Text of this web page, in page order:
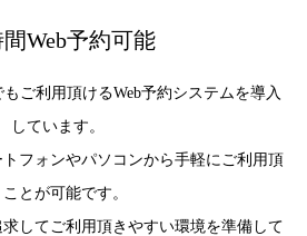
間Web予約可能
ご利用頂けるWeb予約システムを導入
しています。
フォンやパソコンから手軽にご利用頂
ことが可能です。
してご利用頂きやすい環境を準備して